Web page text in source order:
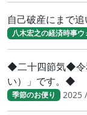
自己破産にまで追
八木宏之の経済時事ウ
◆二十四節気◆令
い）」です。◆
季節のお便り 2025